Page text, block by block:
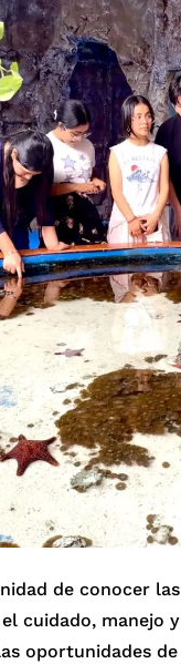
de conocer
cuidado, manejo
oportunidades